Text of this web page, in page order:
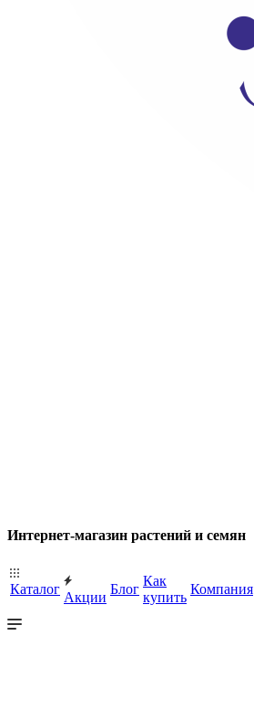
Интернет-магазин растений и семян
Каталог
Акции
Блог
Как
купить
Компания